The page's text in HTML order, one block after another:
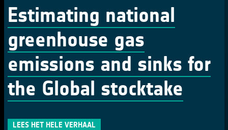
Estimating national
greenhouse gas
emissions and sinks for
the Global stocktake
LEES HET HELE VERHAAL